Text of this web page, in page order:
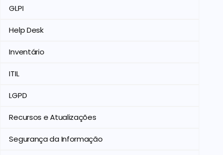
GLPI
Help Desk
Inventário
ITIL
LGPD
Recursos e Atualizações
Segurança da Informação